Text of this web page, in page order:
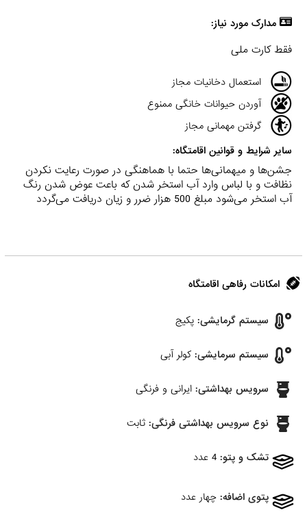
مدارک مورد نیاز:
فقط کارت ملی
استعمال دخانیات مجاز
آوردن حیوانات خانگی ممنوع
گرفتن مهمانی مجاز
سایر شرایط و قوانین اقامتگاه:
جشن‌ها و میهمانی‌ها حتما با هماهنگی در صورت رعایت نکردن
نظافت و با لباس وارد آب استخر شدن که باعت عوض شدن رنگ
آب استخر می‌شود مبلغ 500 هزار ضرر و زیان دریافت می‌گردد
امکانات رفاهی اقامتگاه
سیستم گرمایشی: پکیج
سیستم سرمایشی: کولر آبی
سرویس بهداشتی: ایرانی و فرنگی
نوع سرویس بهداشتی فرنگی: ثابت
تشک و پتو: 4 عدد
پتوی اضافه: چهار عدد